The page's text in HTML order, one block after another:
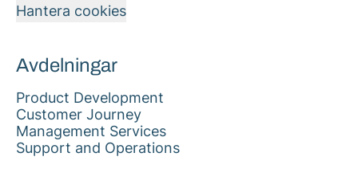
Hantera cookies
Avdelningar
Product Development
Customer Journey
Management Services
Support and Operations